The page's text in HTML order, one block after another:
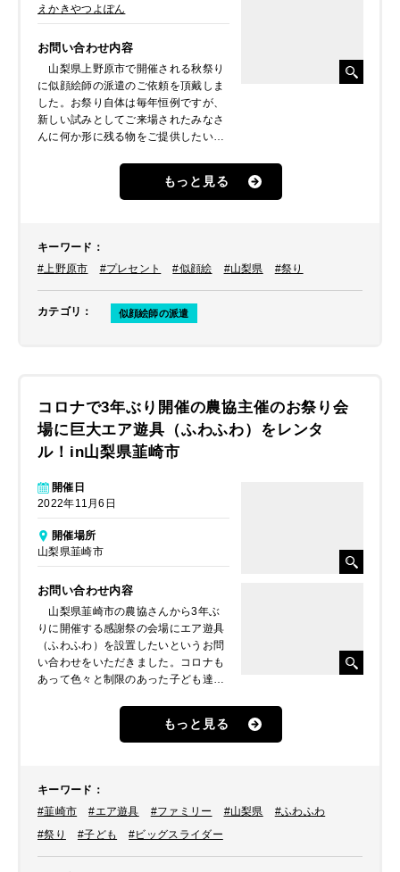
えかきやつよぽん
お問い合わせ内容
山梨県上野原市で開催される秋祭り
に似顔絵師の派遣のご依頼を頂戴しま
した。お祭り自体は毎年恒例ですが、
新しい試みとしてご来場されたみなさ
んに何か形に残る物をご提供したいと
ろ、イベントパートナーに行き着いた
とのことでした。そこで、関東地方を
もっと見る
キーワード ：
#上野原市
#プレセント #似顔絵 #山梨県 #祭り
カテゴリ ： 似顔絵師の派遣
コロナで3年ぶり開催の農協主催のお祭り会
場に巨大エア遊具（ふわふわ）をレンタ
ル！in山梨県韮崎市
開催日
2022年11月6日
開催場所
山梨県韮崎市
お問い合わせ内容
山梨県韮崎市の農協さんから3年ぶ
りに開催する感謝祭の会場にエア遊具
（ふわふわ）を設置したいというお問
い合わせをいただきました。コロナも
あって色々と制限のあった子ども達に
きなエア遊具（ふわふわ）を設置して
楽しんでもらいたいとのことでした。
もっと見る
キーワード ：
#韮崎市
#エア遊具 #ファミリー #山梨県
#ふわふわ
#祭り
#子ども #ビッグスライダー